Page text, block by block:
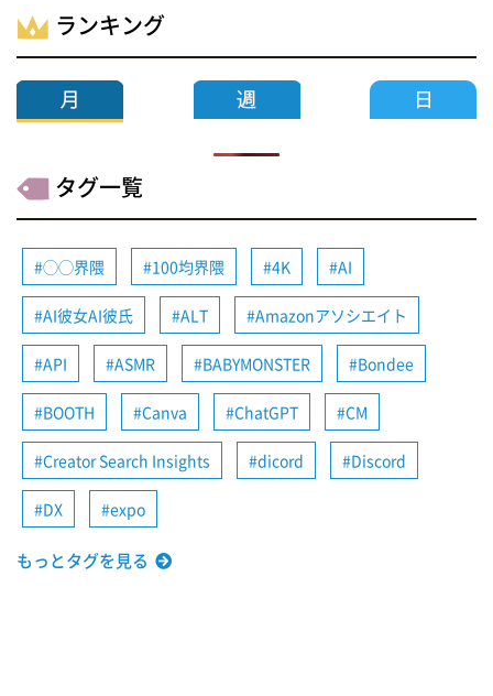
ランキング
タグ一覧
◯◯界隈 100均界隈 4K AI
AI彼女AI彼氏 ALT Amazonアソシエイト
API ASMR BABYMONSTER Bondee
BOOTH Canva ChatGPT CM
Creator Search Insights dicord Discord
DX expo
もっとタグを見る